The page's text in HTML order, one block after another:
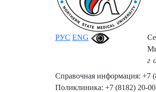
РУС ENG
Справочная информация: +7
Поликлиника: +7 (8182) 20-